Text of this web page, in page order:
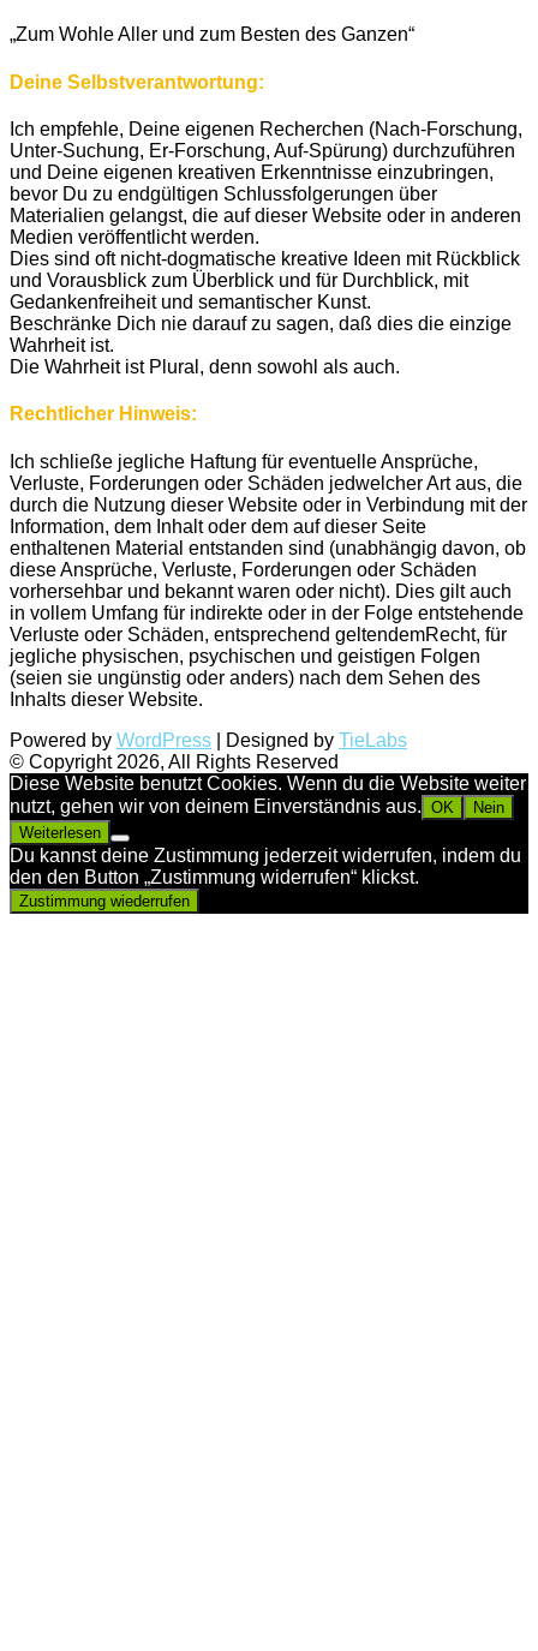
„Zum Wohle Aller und zum Besten des Ganzen“
Deine Selbstverantwortung:
Ich empfehle, Deine eigenen Recherchen (Nach-Forschung,
Unter-Suchung, Er-Forschung, Auf-Spürung) durchzuführen
und Deine eigenen kreativen Erkenntnisse einzubringen,
bevor Du zu endgültigen Schlussfolgerungen über
Materialien gelangst, die auf dieser Website oder in anderen
Medien veröffentlicht werden.
Dies sind oft nicht-dogmatische kreative Ideen mit Rückblick
und Vorausblick zum Überblick und für Durchblick, mit
Gedankenfreiheit und semantischer Kunst.
Beschränke Dich nie darauf zu sagen, daß dies die einzige
Wahrheit ist.
Die Wahrheit ist Plural, denn sowohl als auch.
Rechtlicher Hinweis:
Ich schließe jegliche Haftung für eventuelle Ansprüche,
Verluste, Forderungen oder Schäden jedwelcher Art aus, die
durch die Nutzung dieser Website oder in Verbindung mit der
Information, dem Inhalt oder dem auf dieser Seite
enthaltenen Material entstanden sind (unabhängig davon, ob
diese Ansprüche, Verluste, Forderungen oder Schäden
vorhersehbar und bekannt waren oder nicht). Dies gilt auch
in vollem Umfang für indirekte oder in der Folge entstehende
Verluste oder Schäden, entsprechend geltendemRecht, für
jegliche physischen, psychischen und geistigen Folgen
(seien sie ungünstig oder anders) nach dem Sehen des
Inhalts dieser Website.
Powered by WordPress | Designed by TieLabs
© Copyright 2026, All Rights Reserved
Diese Website benutzt Cookies. Wenn du die Website weiter
nutzt, gehen wir von deinem Einverständnis aus. OK
Nein
Weiterlesen
Du kannst deine Zustimmung jederzeit widerrufen, indem du
den den Button „Zustimmung widerrufen“ klickst.
Zustimmung wiederrufen